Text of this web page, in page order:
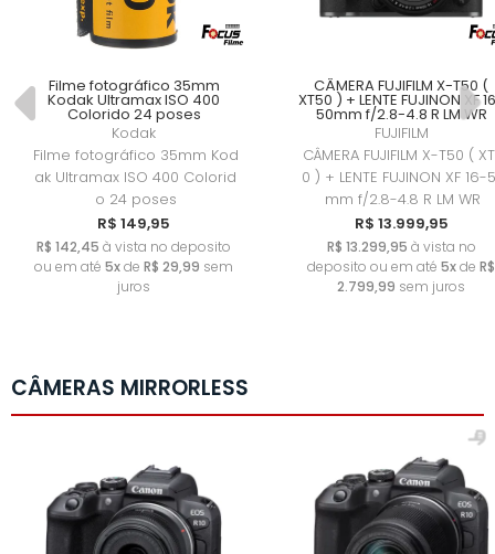
Filme fotográfico 35mm
Kodak Ultramax ISO 400
Colorido 24 poses
Kodak
Filme fotográfico 35mm Kod
ak Ultramax ISO 400 Colorid
o 24 poses
R$ 149,95
R$ 142,45 à vista no deposito
ou em até 5xde R$ 29,99 sem
juros
CÂMERA FUJIFILM X-T50 (
XT50 ) + LENTE FUJINON XF
50mm f/2.8-4.8 R LM WR
FUJIFILM
CÂMERA FUJIFILM X-T50 (
0 ) + LENTE FUJINON XF 16-
mm f/2.8-4.8 R LM WR
R$ 13.999,95
R$ 13.299,95 à vista no
deposito ou em até 5xde R$
2.799,99 sem juros
CÂMERAS MIRRORLESS